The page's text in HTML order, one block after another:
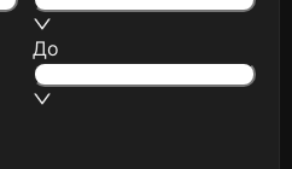
До